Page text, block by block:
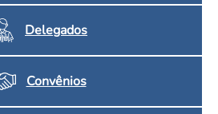
Delegados
Convênios